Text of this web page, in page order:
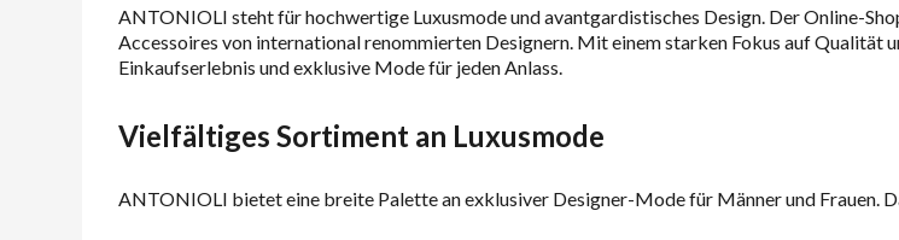
ANTONIOLI steht für hochwertige Luxusmode und avantgardistisches Design. Der Online-
Accessoires von international renommierten Designern. Mit einem starken Fokus auf
Einkaufserlebnis und exklusive Mode für jeden Anlass.
Vielfältiges Sortiment an Luxusmode
ANTONIOLI bietet eine breite Palette an exklusiver Designer-Mode für Männer und Frauen.